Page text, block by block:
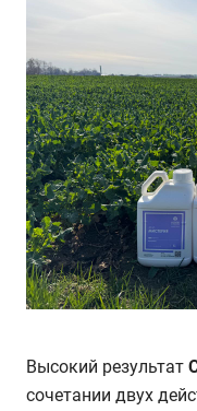
Высокий результат
сочетании двух